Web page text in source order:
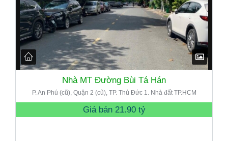
Nhà MT Đường Bùi Tá Hán
P. An Phú (cũ), Quận 2 (cũ), TP. Thủ Đức 1. Nhà đất TP.HCM
Giá bán 21.90 tỷ